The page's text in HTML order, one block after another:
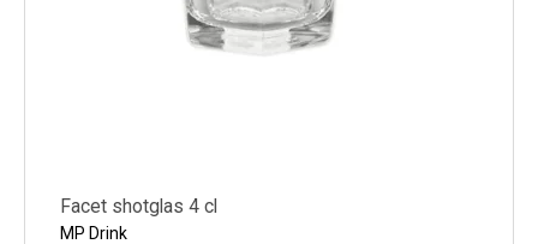
Facet shotglas 4 cl
MP Drink